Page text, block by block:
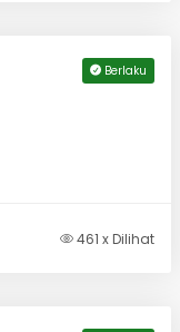
Berlaku
461 x Dilihat